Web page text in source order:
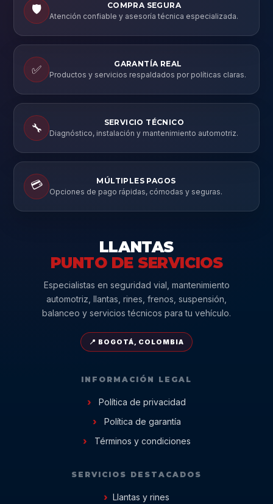
🛡️
COMPRA SEGURA
Atención confiable y asesoría técnica especializada.
✅
GARANTÍA REAL
Productos y servicios respaldados por políticas claras.
🔧
SERVICIO TÉCNICO
Diagnóstico, instalación y mantenimiento automotriz.
💳
MÚLTIPLES PAGOS
Opciones de pago rápidas, cómodas y seguras.
LLANTAS
PUNTO DE SERVICIOS
Especialistas en seguridad vial, mantenimiento
automotriz, llantas, rines, frenos, suspensión,
balanceo y servicios técnicos para tu vehículo.
📍 BOGOTÁ, COLOMBIA
INFORMACIÓN LEGAL
Política de privacidad
Política de garantía
Términos y condiciones
SERVICIOS DESTACADOS
Llantas y rines